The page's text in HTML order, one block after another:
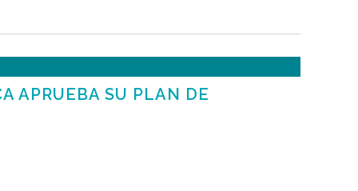
APRUEBA SU PLAN DE